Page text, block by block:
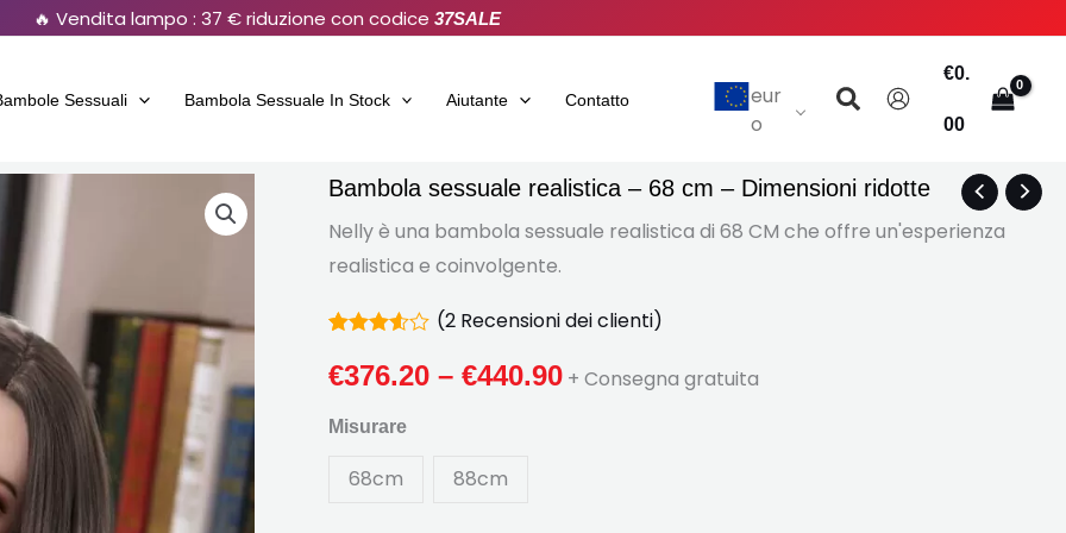
🔥 Vendita lampo : 37 € riduzione con codice 37SALE
Sessuali Bambola Sessuale In Stock Aiutante Contatto
eur
o
Ricerca
€0.
00
Bambola sessuale realistica – 68 cm – Dimensioni ridotte
Nelly è una bambola sessuale realistica di 68 CM che offre un'esperienza
realistica e coinvolgente.
3.50
fuori da
basato
dei
(2Recensioni dei clienti)
€376.20 – €440.90
Fascia
prezzo:
+ Consegna gratuita
Misurare
68cm 88cm
Bambola
sessuale
realistica
68
cm
Dimensioni
ridotte